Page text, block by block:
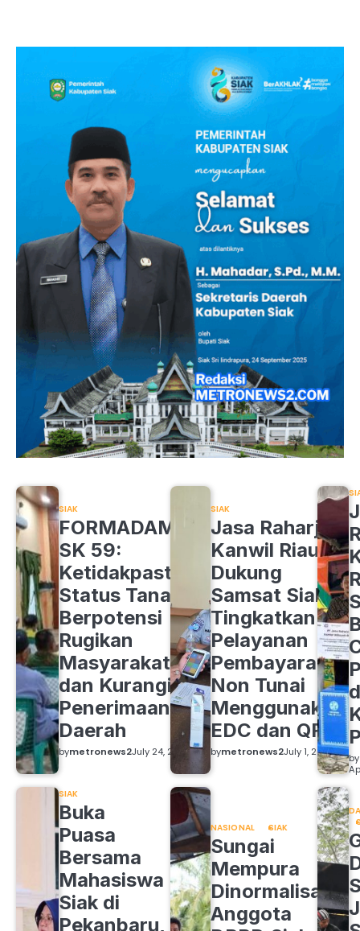
SIAK
FORMADAM
SK 59:
Ketidakpastian
Status Tanah
Berpotensi
Rugikan
Masyarakat
dan Kurangi
Penerimaan
Daerah
bymetronews2July 24, 2026
SIAK
Jasa Raharja
Kanwil Riau
Dukung
Samsat Siak
Tingkatkan
Pelayanan
Pembayaran
Non Tunai
Menggunakan
EDC dan QRIS
bymetronews2July 1, 2026 by
SIAK
Buka
Puasa
Bersama
Mahasiswa
Siak di
Pekanbaru,
NASIONAL SIAK
Sungai
Mempura
Dinormalisasi,
Anggota